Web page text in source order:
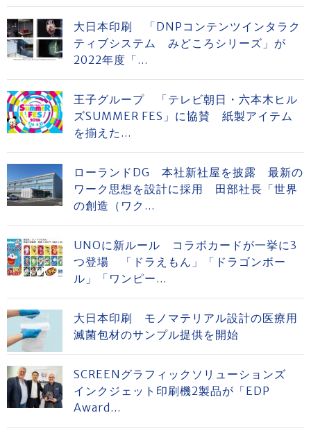
大日本印刷 「DNPコンテンツインタラク
ティブシステム みどころシリーズ」が
2022年度「...
王子グループ 「テレビ朝日・六本木ヒル
ズSUMMER FES」に協賛 紙製アイテム
を揃えた...
ローランドDG 本社新社屋を披露 最新の
ワーク思想を設計に採用 田部社長「世界
の創造（ワク...
UNOに新ルール コラボカードが一挙に3
つ登場 「ドラえもん」「ドラゴンボー
ル」「ワンピー...
大日本印刷 モノマテリアル設計の医療用
滅菌包材のサンプル提供を開始
SCREENグラフィックソリューションズ
インクジェット印刷機2製品が「EDP
Award...